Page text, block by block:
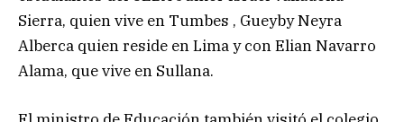
Sierra, quien vive en Tumbes , Gueyby Neyra
Alberca quien reside en Lima y con Elian Navarro
Alama, que vive en Sullana.